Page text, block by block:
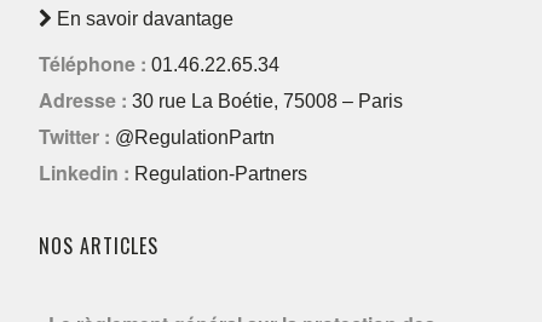
En savoir davantage
Téléphone : 01.46.22.65.34
Adresse : 30 rue La Boétie, 75008 – Paris
Twitter : @RegulationPartn
Linkedin : Regulation-Partners
NOS ARTICLES